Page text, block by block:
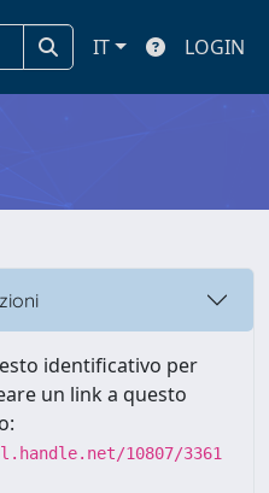
IT LOGIN
identificativo per
un link a questo
10807/3361